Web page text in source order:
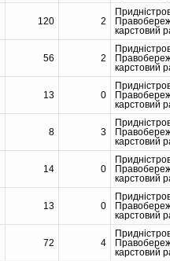
120 2
карстовий
56 2
карстовий
13 0
карстовий
8 3
карстовий
14 0
карстовий
13 0
карстовий
72 4
карстовий